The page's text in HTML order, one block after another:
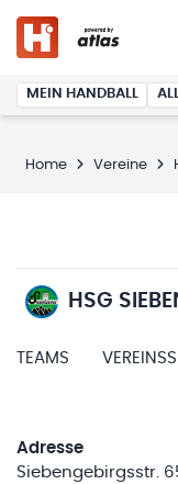
MEIN HANDBALL
Home Vereine
HSG
TEAMS
Adresse
Siebengebirgsstr.